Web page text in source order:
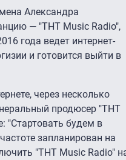
Александра
— "ТНТ Music Radio",
года ведет интернет-
и готовится выйти в
через несколько
продюсер "ТНТ
"Стартовать будем в
запланирован на
"ТНТ Music Radio"